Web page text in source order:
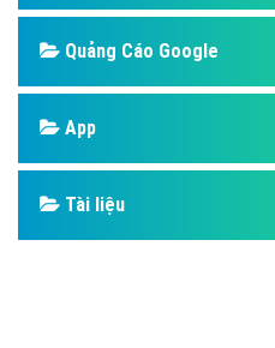
Quảng Cáo Google
App
Tài liệu